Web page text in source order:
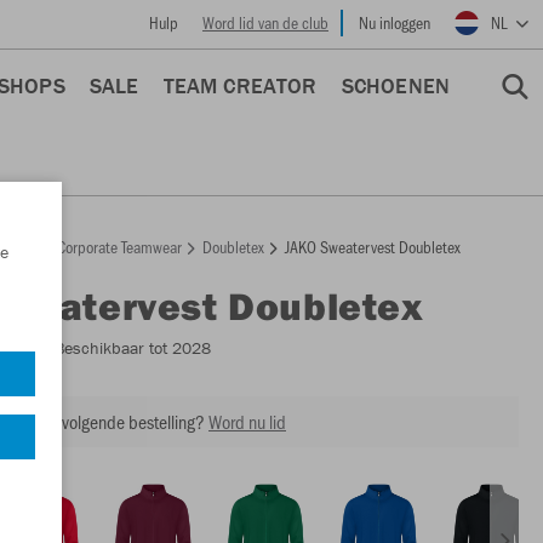
Hulp Word lid van de club Nu inloggen NL
SALE TEAM CREATOR SCHOENEN
Corporate Teamwear Doubletex JAKO Sweatervest Doubletex
Sweatervest Doubletex
- Beschikbaar tot 2028
op je volgende bestelling?Word nu lid